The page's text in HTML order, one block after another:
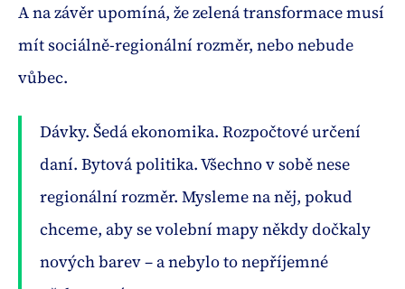
A na závěr upomíná, že zelená transformace musí
mít sociálně-regionální rozměr, nebo nebude
vůbec.
Dávky. Šedá ekonomika. Rozpočtové určení
daní. Bytová politika. Všechno v sobě nese
regionální rozměr. Mysleme na něj, pokud
chceme, aby se volební mapy někdy dočkaly
nových barev – a nebylo to nepříjemné